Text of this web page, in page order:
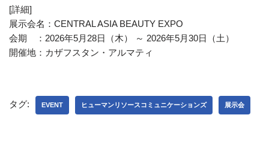
[詳細]
展示会名：CENTRAL ASIA BEAUTY EXPO
会期 ：2026年5月28日（木） ～ 2026年5月30日（土）
開催地：カザフスタン・アルマティ
タグ: EVENT ヒューマンリソースコミュニケーションズ 展示会